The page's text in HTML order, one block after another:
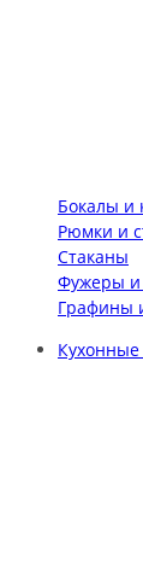
Бокалы и
Рюмки и
Стаканы
Фужеры и
Графины